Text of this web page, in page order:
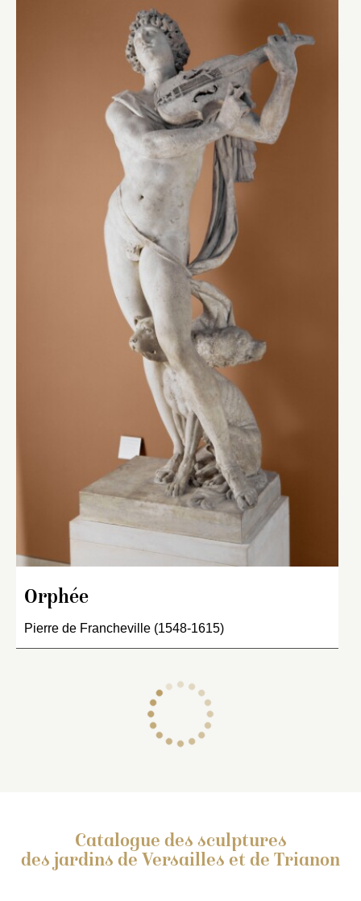
Orphée
Pierre de Francheville (1548-1615)
Catalogue des sculptures
des jardins de Versailles et de Trianon